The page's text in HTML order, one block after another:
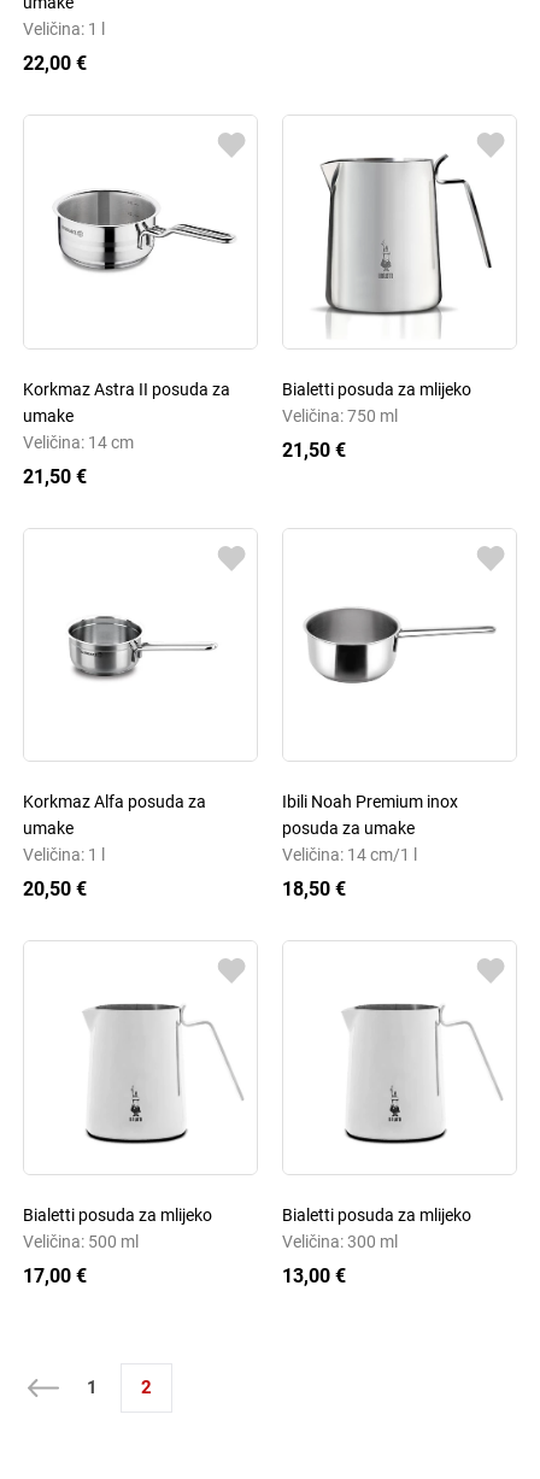
Veličina: 1 l
22,00 €
Korkmaz Astra II posuda za
umake
Veličina: 14 cm
21,50 €
Bialetti posuda za mlijeko
Veličina: 750 ml
21,50 €
Korkmaz Alfa posuda za
umake
Veličina: 1 l
20,50 €
Ibili Noah Premium inox
posuda za umake
Veličina: 14 cm/1 l
18,50 €
Bialetti posuda za mlijeko
Veličina: 500 ml
17,00 €
Bialetti posuda za mlijeko
Veličina: 300 ml
13,00 €
1 2